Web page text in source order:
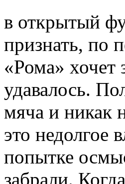
в открытый
признать, по
«Рома» хочет
удавалось.
мяча и никак
это недолгое
попытке
забрали.